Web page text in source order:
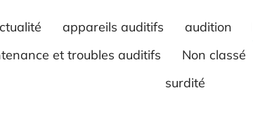
appareils auditifs audition
et troubles auditifs Non classé
surdité